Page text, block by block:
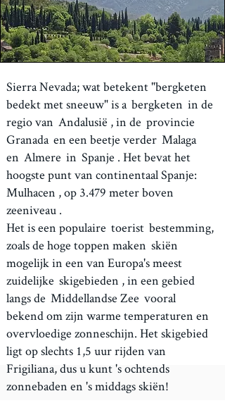
Sierra Nevada; wat betekent "bergketen
bedekt met sneeuw" is a bergketen in de
regio van Andalusië , in de provincie
Granada en een beetje verder Malaga
en Almere in Spanje . Het bevat het
hoogste punt van continentaal Spanje:
Mulhacen , op 3.479 meterboven
zeeniveau .
Het is een populaire toerist bestemming,
zoals de hoge toppen maken skiën
mogelijk in een van Europa's meest
zuidelijke skigebieden , in een gebied
langs de Middellandse Zee vooral
bekend om zijn warme temperaturen en
overvloedige zonneschijn. Het skigebied
ligt op slechts 1,5 uur rijden van
Frigiliana, dus u kunt 's ochtends
zonnebaden en 's middags skiën!